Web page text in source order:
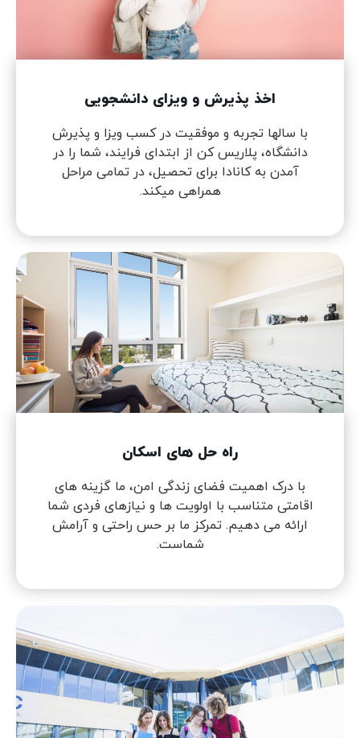
اخذ پذیرش و ویزای دانشجویی
با سالها تجربه و موفقیت در کسب ویزا و پذیرش
دانشگاه، پلاریس کن از ابتدای فرایند، شما را در
آمدن به کانادا برای تحصیل، در تمامی مراحل
همراهی میکند.
راه حل های اسکان
با درک اهمیت فضای زندگی امن، ما گزینه های
اقامتی متناسب با اولویت ها و نیازهای فردی شما
ارائه می دهیم. تمرکز ما بر حس راحتی و آرامش
شماست.